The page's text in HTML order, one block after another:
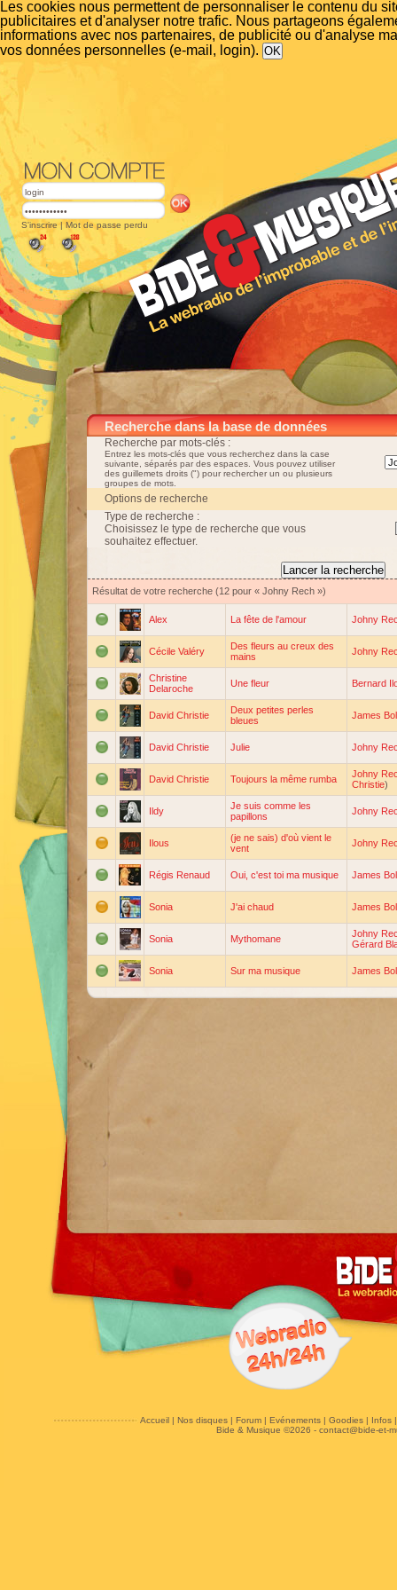
Les cookies nous permettent de personnaliser le contenu du
publicitaires et d'analyser notre trafic. Nous partageons
informations avec nos partenaires, de publicité ou d'analyse
vos données personnelles (e-mail, login).
S'inscrire | Mot de passe perdu
Recherche dans la base de données
Recherche par mots-clés :
Entrez les mots-clés que vous recherchez dans la case
suivante, séparés par des espaces. Vous pouvez utiliser
des guillemets droits (") pour rechercher un ou plusieurs
groupes de mots.
Options de recherche
Type de recherche :
Choisissez le type de recherche que vous
souhaitez effectuer.
Résultat de votre recherche (12 pour « Johny Rech »)
Alex La fête de l'amour Johny
Cécile Valéry
Des fleurs au creux des
mains
Johny
Christine
Delaroche
Une fleur Bernard
David Christie
Deux petites perles
bleues
James
David Christie Julie Johny
David Christie Toujours la même rumba
Johny
Christie)
Ildy
Je suis comme les
papillons
Johny
Ilous
(je ne sais) d'où vient le
vent
Johny
Régis Renaud Oui, c'est toi ma musique James
Sonia J'ai chaud James
Sonia Mythomane
Johny
Gérard
Sonia Sur ma musique James
Accueil| Nos disques| Forum| Evénements| Goodies| Infos
Bide & Musique ©2026 - contact@bide-et-